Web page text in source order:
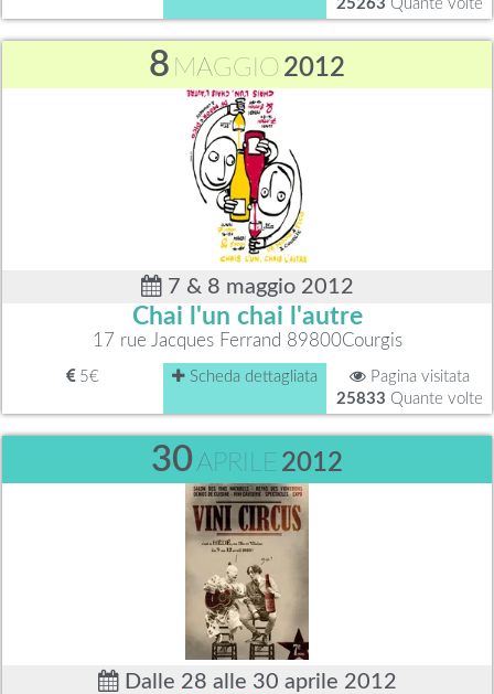
25263 Quante volte
8 MAGGIO 2012
7 & 8 maggio 2012
Chai l'un chai l'autre
17 rue Jacques Ferrand 89800Courgis
5€ Scheda dettagliata
Pagina visitata
25833 Quante volte
30APRILE 2012
Dalle 28 alle 30 aprile 2012